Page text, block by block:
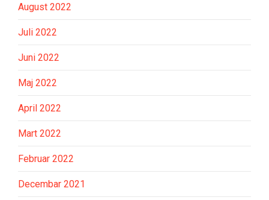
August 2022
Juli 2022
Juni 2022
Maj 2022
April 2022
Mart 2022
Februar 2022
Decembar 2021